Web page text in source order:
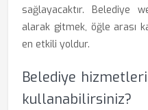
sağlayacaktır. Belediye
alarak gitmek, öğle arası
en etkili yoldur.
Belediye
kullanabilirsiniz?